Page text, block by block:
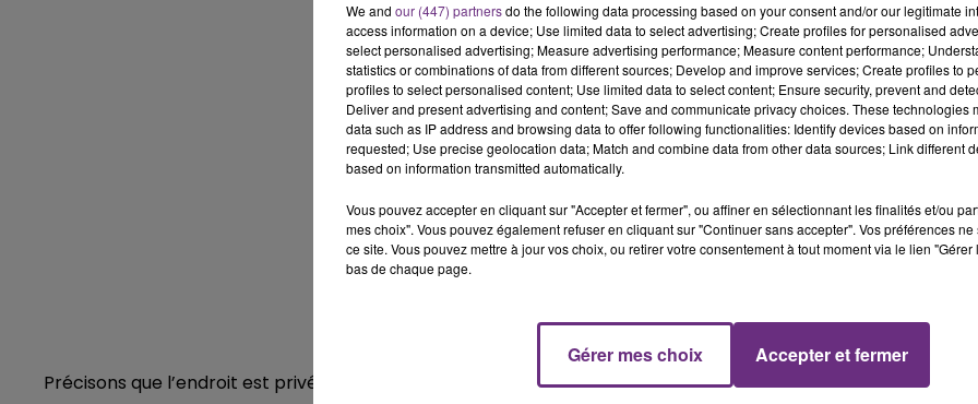
Précisons que l’endroit est privé et non accessible!
FM Le Week-end Champagne FM
7h00 - 11h00
BEST OF
We and our (447) partnersdo the following data processing based on your consent and/or our legitimate
access information on a device; Use limited data to select advertising; Create profiles for personalised
select personalised advertising; Measure advertising performance; Measure content performance;
statistics or combinations of data from different sources; Develop and improve services; Create profiles to
profiles to select personalised content; Use limited data to select content; Ensure security, prevent and
Deliver and present advertising and content; Save and communicate privacy choices. These technologies
data such as IP address and browsing data to offer following functionalities: Identify devices based on
requested; Use precise geolocation data; Match and combine data from other data sources; Link different
based on information transmitted automatically.
Vous pouvez accepter en cliquant sur "Accepter et fermer", ou affiner en sélectionnant les finalités et/ou
mes choix". Vous pouvez également refuser en cliquant sur "Continuer sans accepter". Vos préférences
ce site. Vous pouvez mettre à jour vos choix, ou retirer votre consentement à tout moment via le lien
bas de chaque page.
Gérer mes choix Accepter et fermer